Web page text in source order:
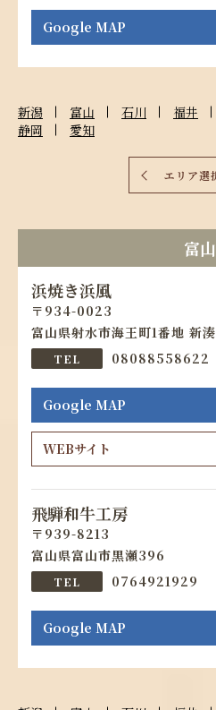
Google MAP
新潟 富山 石川 福井
静岡
愛知
エリア選
富山
浜焼き浜風
934-0023
富山県射水市海王町1番地 新
08088558622
Google MAP
WEBサイト
飛騨和牛工房
939-8213
富山県富山市黒瀬396
0764921929
Google MAP